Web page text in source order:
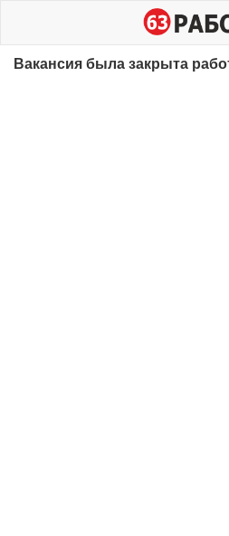
Вакансия была закрыта